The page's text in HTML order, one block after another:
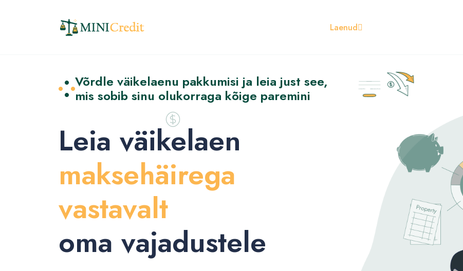
Laenud
Võrdle väikelaenu pakkumisi ja leia just see,
mis sobib sinu olukorraga kõige paremini
Leia väikelaen
maksehäirega
vastavalt
oma vajadustele